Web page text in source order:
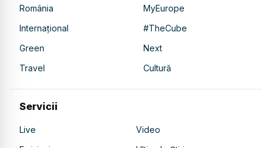
România
MyEurope
Internațional
#TheCube
Green
Next
Travel
Cultură
Servicii
Live
Video